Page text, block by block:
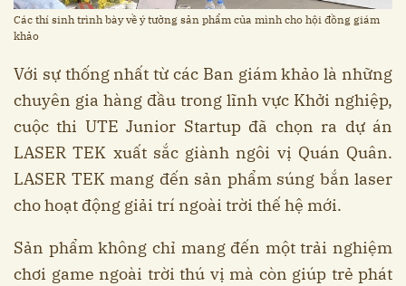
Các thí sinh trình bày về ý tưởng sản phẩm của mình cho hội đồng giám
khảo
Với sự thống nhất từ các Ban giám khảo là những
chuyên gia hàng đầu trong lĩnh vực Khởi nghiệp,
cuộc thi UTE Junior Startup đã chọn ra dự án
LASER TEK xuất sắc giành ngôi vị Quán Quân.
LASER TEK mang đến sản phẩm súng bắn laser
cho hoạt động giải trí ngoài trời thế hệ mới.
Sản phẩm không chỉ mang đến một trải nghiệm
chơi game ngoài trời thú vị mà còn giúp trẻ phát